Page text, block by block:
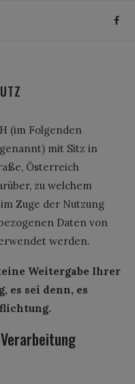
(im Folgenden
genannt) mit Sitz in
Österreich
zu welchem
Zuge der Nutzung
Daten von
werden.
Weitergabe Ihrer
es sei denn, es